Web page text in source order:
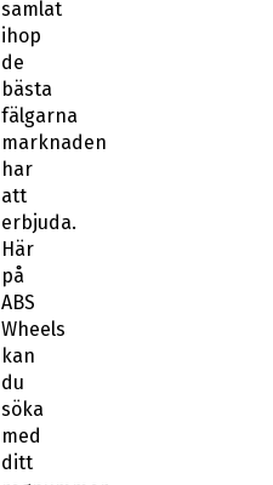
samlat
ihop
de
bästa
fälgarna
marknaden
har
att
erbjuda.
Här
på
ABS
Wheels
kan
du
söka
med
ditt